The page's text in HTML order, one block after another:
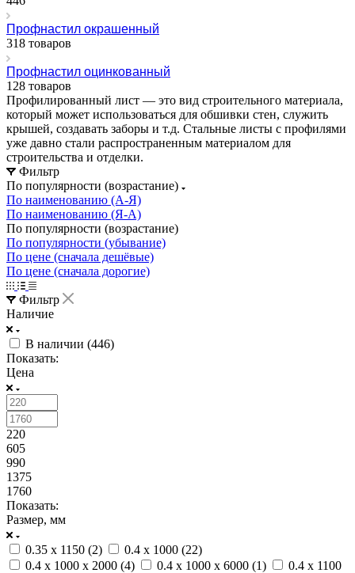
Профнастил окрашенный
318 товаров
Профнастил оцинкованный
128 товаров
Профилированный лист — это вид строительного материала,
который может использоваться для обшивки стен, служить
крышей, создавать заборы и т.д. Стальные листы с профилями
уже давно стали распространенным материалом для
строительства и отделки.
Фильтр
По популярности (возрастание)
По наименованию (А-Я)
По наименованию (Я-А)
По популярности (возрастание)
По популярности (убывание)
По цене (сначала дешёвые)
По цене (сначала дорогие)
Фильтр
Наличие
В наличии (446)
Показать:
Цена
220
605
990
1375
1760
Показать:
Размер, мм
0.35 x 1150 (2) 0.4 x 1000 (22)
0.4 x 1000 x 2000 (4) 0.4 x 1000 x 6000 (1)
0.4 x 1100